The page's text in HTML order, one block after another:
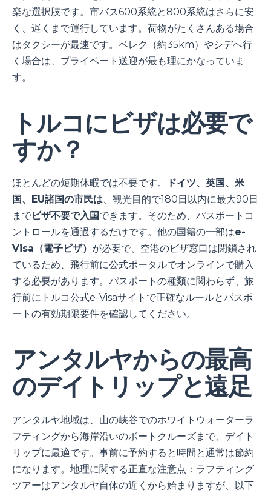
楽な選択肢です。市バス600系統と800系統はさらに安
く、遅くまで運行しています。荷物がたくさんある場合
はタクシーが最速です。ベレク（約35km）やシデへ行
く場合は、プライベート送迎が最も理にかなっていま
す。
トルコにビザは必要で
すか？
ほとんどの短期休暇では不要です。
ドイツ、英国、米
国、EU諸国の市民は、観光目的で180日以内に最大90日
までビザ不要で入国できます。そのため、パスポートコ
ントロールを通過するだけです。他の国籍の一部はe-
Visa（電子ビザ） が必要で、空港のビザ窓口は閉鎖され
ているため、飛行前に公式ポータルでオンラインで購入
する必要があります。パスポートの種類に関わらず、旅
行前にトルコ公式e-Visaサイトで正確なルールとパスポ
ートの有効期限要件を確認してください。
アンタルヤからの最高
のデイトリップと遠足
アンタルヤ地域は、山の峡谷でのホワイトウォーターラ
フティングから海岸沿いのボートクルーズまで、デイト
リップに最適です。事前に予約すると時間と通常は節約
になります。地理に関する正直な注意点：ラフティング
ツアーはアンタルヤ自体の近くから始まりますが、以下